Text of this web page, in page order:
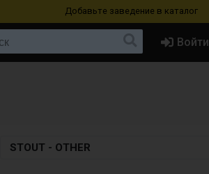
Добавьте заведение в каталог
Войти
STOUT - OTHER